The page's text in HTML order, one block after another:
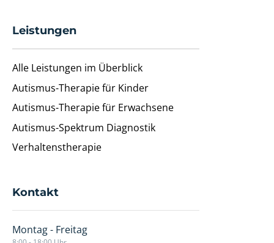
Leistungen
Alle Leistungen im Überblick
Autismus-Therapie für Kinder
Autismus-Therapie für Erwachsene
Autismus-Spektrum Diagnostik
Verhaltenstherapie
Kontakt
Montag - Freitag